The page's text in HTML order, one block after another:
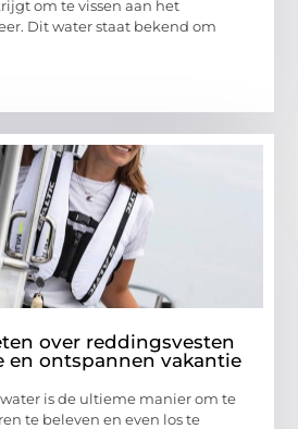
om te vissen aan het
Dit water staat bekend om
over reddingsvesten
en ontspannen vakantie
is de ultieme manier om te
te beleven en even los te